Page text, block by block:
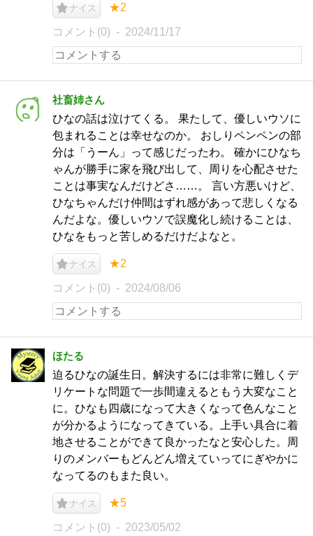
ナイス ★2
コメント(0) 2024/11/17
社畜姉さん
ひなの話は泣けてくる。 果たして、優しいウソに
包まれることは幸せなのか。 おしりペンペンの部
分は「うーん」って感じだったわ。 確かにひなち
ゃんが勝手に家を飛び出して、周りを心配させた
ことは事実なんだけどさ……。 言い方悪いけど、
ひなちゃんだけ仲間はずれ感があって悲しくなる
んだよな。優しいウソで誤魔化し続けることは、
ひなをもっと苦しめるだけだよなと。
ナイス ★2
コメント(0) 2024/08/06
ほたる
迫るひなの誕生日。解決するには非常に難しくデ
リケートな問題で一歩間違えるともう大変なこと
に。ひなも四歳になって大きくなって色んなこと
が分かるようになってきている。上手い具合に着
地させることができて良かったなと安心した。周
りのメンバーもどんどん増えていってにぎやかに
なってるのもまた良い。
ナイス ★5
コメント(0) 2023/05/02